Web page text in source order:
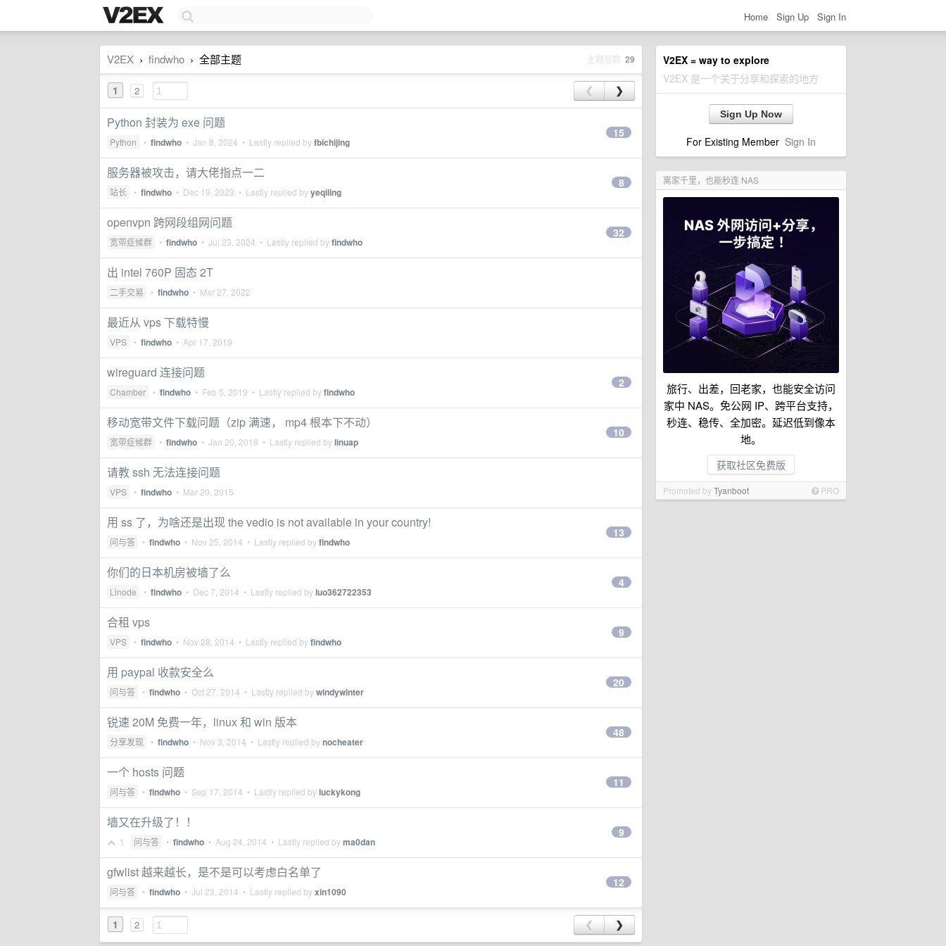
Home Sign Up Sign In
V2EX = way to explore
V2EX 是一个关于分享和探索的地方
Sign Up Now
For Existing Member Sign In
离家千里，也能秒连 NAS
旅行、出差，回老家，也能安全访问
家中 NAS。免公网 IP、跨平台支持，
秒连、稳传、全加密。延迟低到像本
地。
获取社区免费版
Promoted byTyanboot PRO
V2EX › findwho › 全部主题 主题总数 29
1 2 ❮ ❯
Python 封装为 exe 问题
Python • findwho • Jan 8, 2024 • Lastly replied byfbichijing
15
服务器被攻击，请大佬指点一二
站长 • findwho • Dec 19, 2023 • Lastly replied byyeqiling
8
openvpn 跨网段组网问题
宽带症候群 • findwho • Jul 23, 2024 • Lastly replied byfindwho
32
出 intel 760P 固态 2T
二手交易 • findwho • Mar 27, 2022
最近从 vps 下载特慢
VPS • findwho • Apr 17, 2019
wireguard 连接问题
Chamber • findwho • Feb 5, 2019 • Lastly replied byfindwho
2
移动宽带文件下载问题（zip 满速， mp4 根本下不动）
宽带症候群 • findwho • Jan 20, 2018 • Lastly replied bylinuap
10
请教 ssh 无法连接问题
VPS • findwho • Mar 20, 2015
用 ss 了，为啥还是出现 the vedio is not available in your country!
问与答 • findwho • Nov 25, 2014 • Lastly replied byfindwho
13
你们的日本机房被墙了么
Linode • findwho • Dec 7, 2014 • Lastly replied byluo362722353
4
合租 vps
VPS • findwho • Nov 28, 2014 • Lastly replied byfindwho
9
用 paypal 收款安全么
问与答 • findwho • Oct 27, 2014 • Lastly replied bywindywinter
20
锐速 20M 免费一年，linux 和 win 版本
分享发现 • findwho • Nov 3, 2014 • Lastly replied bynocheater
48
一个 hosts 问题
问与答 • findwho • Sep 17, 2014 • Lastly replied byluckykong
11
墙又在升级了！！
1 问与答 • findwho • Aug 24, 2014 • Lastly replied byma0dan
9
gfwlist 越来越长，是不是可以考虑白名单了
问与答 • findwho • Jul 23, 2014 • Lastly replied byxin1090
12
1 2 ❮ ❯